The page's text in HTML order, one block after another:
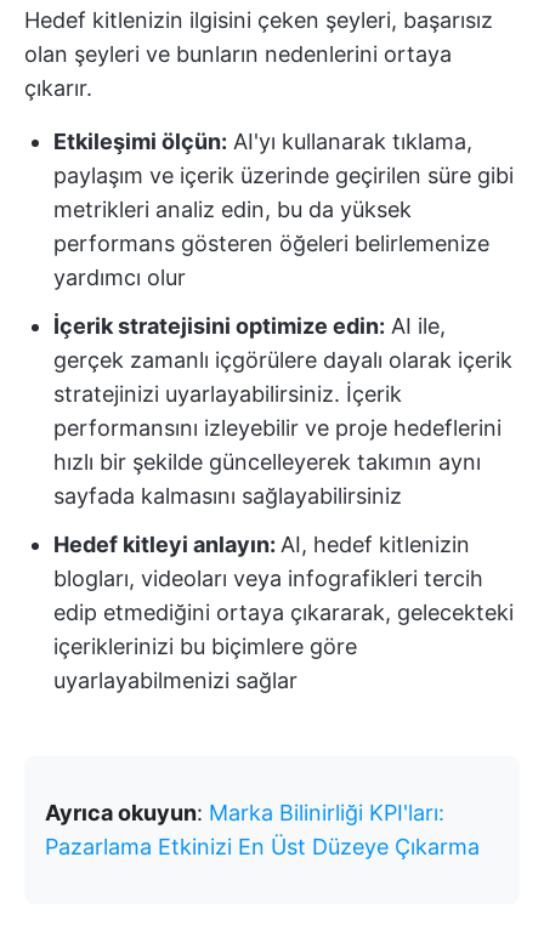
Hedef kitlenizin ilgisini çeken şeyleri, başarısız
olan şeyleri ve bunların nedenlerini ortaya
çıkarır.
Etkileşimi ölçün: AI'yı kullanarak tıklama,
paylaşım ve içerik üzerinde geçirilen süre gibi
metrikleri analiz edin, bu da yüksek
performans gösteren öğeleri belirlemenize
yardımcı olur
İçerik stratejisini optimize edin: AI ile,
gerçek zamanlı içgörülere dayalı olarak içerik
stratejinizi uyarlayabilirsiniz. İçerik
performansını izleyebilir ve proje hedeflerini
hızlı bir şekilde güncelleyerek takımın aynı
sayfada kalmasını sağlayabilirsiniz
Hedef kitleyi anlayın: AI, hedef kitlenizin
blogları, videoları veya infografikleri tercih
edip etmediğini ortaya çıkararak, gelecekteki
içeriklerinizi bu biçimlere göre
uyarlayabilmenizi sağlar
Ayrıca okuyun: Marka Bilinirliği KPI'ları:
Pazarlama Etkinizi En Üst Düzeye Çıkarma